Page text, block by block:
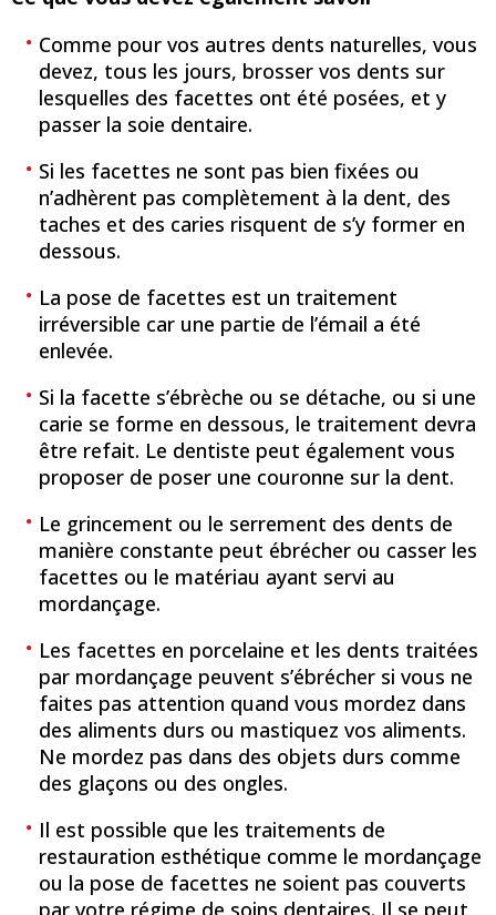
Comme pour vos autres dents naturelles, vous
devez, tous les jours, brosser vos dents sur
lesquelles des facettes ont été posées, et y
passer la soie dentaire.
Si les facettes ne sont pas bien fixées ou
n’adhèrent pas complètement à la dent, des
taches et des caries risquent de s’y former en
dessous.
La pose de facettes est un traitement
irréversible car une partie de l’émail a été
enlevée.
Si la facette s’ébrèche ou se détache, ou si une
carie se forme en dessous, le traitement devra
être refait. Le dentiste peut également vous
proposer de poser une couronne sur la dent.
Le grincement ou le serrement des dents de
manière constante peut ébrécher ou casser les
facettes ou le matériau ayant servi au
mordançage.
Les facettes en porcelaine et les dents traitées
par mordançage peuvent s’ébrécher si vous ne
faites pas attention quand vous mordez dans
des aliments durs ou mastiquez vos aliments.
Ne mordez pas dans des objets durs comme
des glaçons ou des ongles.
Il est possible que les traitements de
restauration esthétique comme le mordançage
ou la pose de facettes ne soient pas couverts
par votre régime de soins dentaires. Il se peut